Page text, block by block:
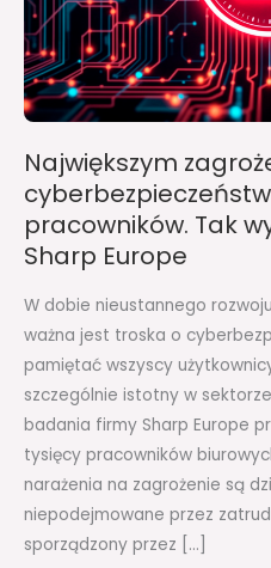
Największym
pracowników. Tak
Sharp Europe
W dobie nieustannego
ważna jest troska o
pamiętać wszyscy
szczególnie istotny w
badania firmy Sharp Europe
tysięcy pracowników
narażenia na zagrożenie są
niepodejmowane przez
sporządzony przez […]
Tak
wynika
z
raportu
Europe